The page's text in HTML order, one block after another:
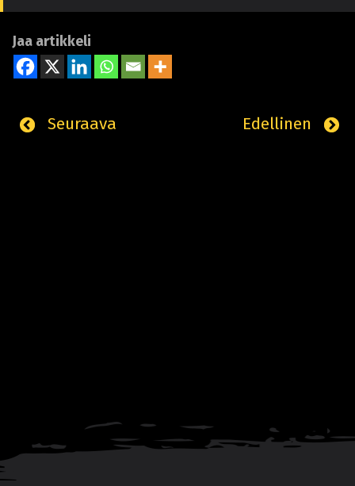
Jaa artikkeli
Edellinen
Seuraava